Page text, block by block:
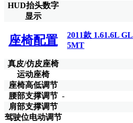
HUD抬头数字
显示
座椅配置
2011款 1.61.6L GL
5MT
真皮/仿皮座椅
运动座椅
座椅高低调节
腰部支撑调节 -
肩部支撑调节
驾驶位电动调节